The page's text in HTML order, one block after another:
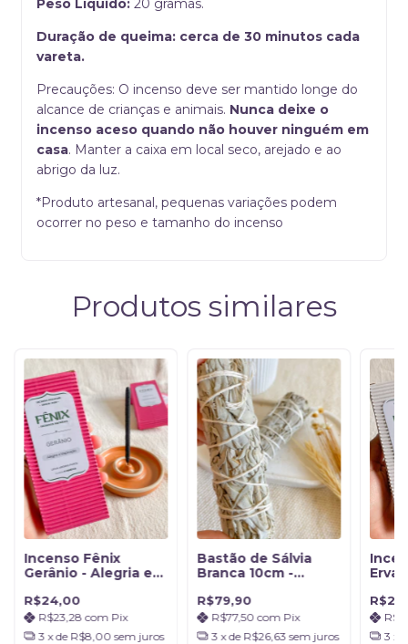
Peso Líquido: 20 gramas.
Duração de queima: cerca de 30 minutos cada
vareta.
Precauções: O incenso deve ser mantido longe do
alcance de crianças e animais. Nunca deixe o
incenso aceso quando não houver ninguém em
casa. Manter a caixa em local seco, arejado e ao
abrigo da luz.
*Produto artesanal, pequenas variações podem
ocorrer no peso e tamanho do incenso
Produtos similares
Incenso Fênix
Gerânio - Alegria e
R$24,00
R$23,28 com Pix
3 x de R$8,00 sem juros
Bastão de Sálvia
Branca 10cm -
Sabedoria
R$79,90
R$77,50com Pix
3 x de R$26,63 sem juros
3 x